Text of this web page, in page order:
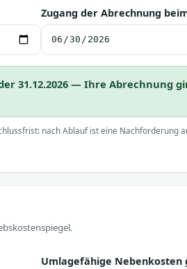
Zugang der Abrechnung
31.12.2026 — Ihre Abrechnung
nach Ablauf ist eine Nachforderung
Umlagefähige Nebenkosten